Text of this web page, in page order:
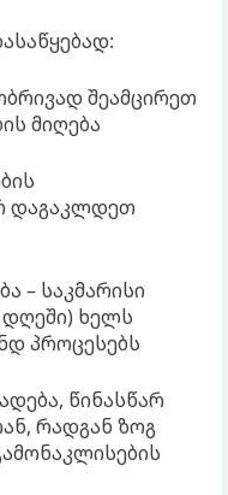
შეამცირეთ
მიღება
დაგაკლდეთ
– საკმარისი
ხელს
პროცესებს
წინასწარ
რადგან ზოგ